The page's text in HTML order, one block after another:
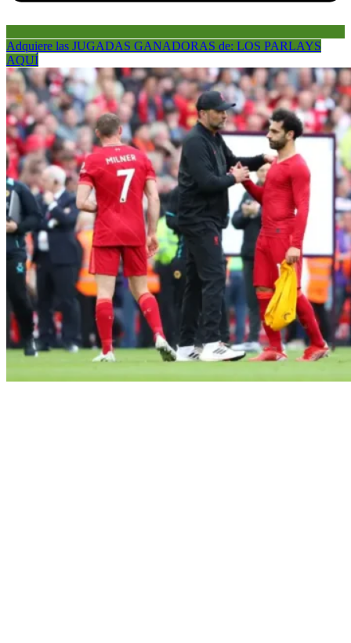
Adquiere las JUGADAS GANADORAS de: LOS PARLAYS
AQUÍ